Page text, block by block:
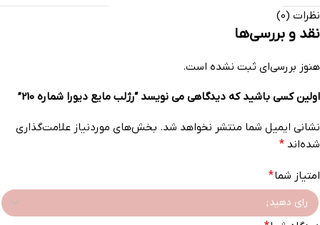
نظرات (0)
نقد و بررسی‌ها
هنوز بررسی‌ای ثبت نشده است.
اولین کسی باشید که دیدگاهی می نویسد “رژلب مایع دیورا شماره 210”
نشانی ایمیل شما منتشر نخواهد شد. بخش‌های موردنیاز علامت‌گذاری
شده‌اند *
امتیاز شما*